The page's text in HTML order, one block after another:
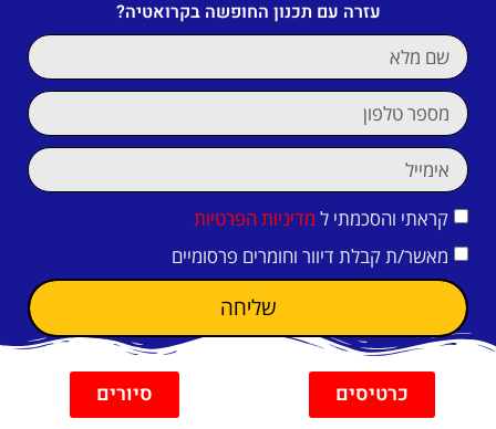
עזרה עם תכנון החופשה בקרואטיה?
קראתי והסכמתי ל מדיניות הפרטיות
מאשר/ת קבלת דיוור וחומרים פרסומיים
שליחה
כרטיסים סיורים